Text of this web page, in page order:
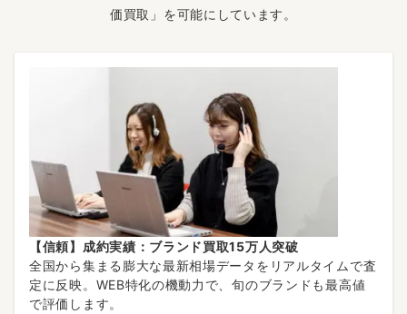
価買取」を可能にしています。
【信頼】成約実績：ブランド買取15万人突破
全国から集まる膨大な最新相場データをリアルタイムで査
定に反映。WEB特化の機動力で、旬のブランドも最高値
で評価します。